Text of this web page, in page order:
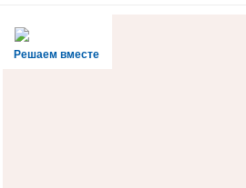
Решаем вместе